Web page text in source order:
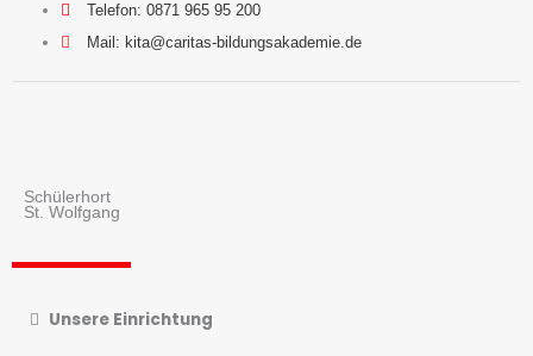
Telefon: 0871 965 95 200
Mail: kita@caritas-bildungsakademie.de
Schülerhort
St. Wolfgang​
Unsere Einrichtung